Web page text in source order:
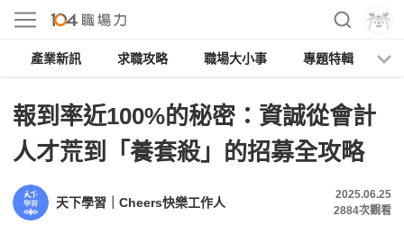
產業新訊 求職攻略 職場大小事 專題特輯
報到率近100%的秘密：資誠從會計
人才荒到「養套殺」的招募全攻略
天下學習｜Cheers快樂工作人
2025.06.25
2884次觀看